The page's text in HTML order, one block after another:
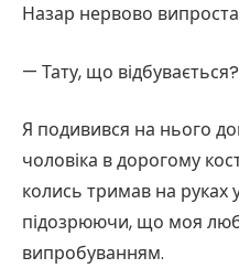
Назар нервово
— Тату, що відбувається?
Я подивився на нього
чоловіка в дорогому
колись тримав на руках
підозрюючи, що моя
випробуванням.